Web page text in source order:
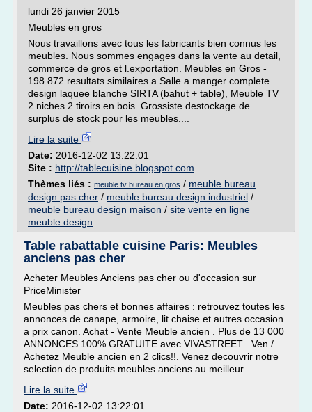
lundi 26 janvier 2015
Meubles en gros
Nous travaillons avec tous les fabricants bien connus les
meubles. Nous sommes engages dans la vente au detail,
commerce de gros et l.exportation. Meubles en Gros -
198 872 resultats similaires a Salle a manger complete
design laquee blanche SIRTA (bahut + table), Meuble TV
2 niches 2 tiroirs en bois. Grossiste destockage de
surplus de stock pour les meubles....
Lire la suite
Date: 2016-12-02 13:22:01
Site : http://tablecuisine.blogspot.com
Thèmes liés : meuble tv bureau en gros / meuble bureau
design pas cher / meuble bureau design industriel /
meuble bureau design maison / site vente en ligne
meuble design
Table rabattable cuisine Paris: Meubles
anciens pas cher
Acheter Meubles Anciens pas cher ou d'occasion sur
PriceMinister
Meubles pas chers et bonnes affaires : retrouvez toutes les
annonces de canape, armoire, lit chaise et autres occasion
a prix canon. Achat - Vente Meuble ancien . Plus de 13 000
ANNONCES 100% GRATUITE avec VIVASTREET . Ven /
Achetez Meuble ancien en 2 clics!!. Venez decouvrir notre
selection de produits meubles anciens au meilleur...
Lire la suite
Date: 2016-12-02 13:22:01